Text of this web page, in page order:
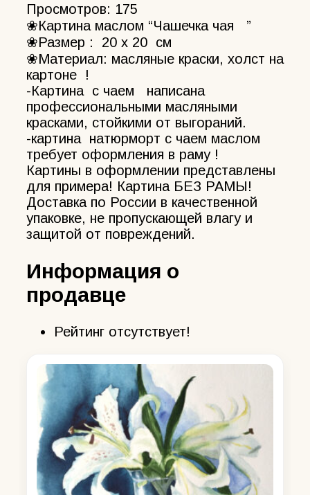
Просмотров: 175
❀Картина маслом “Чашечка чая ”
❀Размер : 20 х 20 см
❀Материал: масляные краски, холст на
картоне !
-Картина с чаем написана
профессиональными масляными
красками, стойкими от выгораний.
-картина натюрморт с чаем маслом
требует оформления в раму !
Картины в оформлении представлены
для примера! Картина БЕЗ РАМЫ!
Доставка по России в качественной
упаковке, не пропускающей влагу и
защитой от повреждений.
Информация о
продавце
Рейтинг отсутствует!